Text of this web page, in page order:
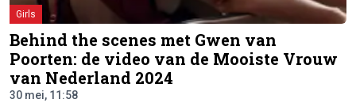
Girls
Behind the scenes met Gwen van
Poorten: de video van de Mooiste Vrouw
van Nederland 2024
30 mei, 11:58